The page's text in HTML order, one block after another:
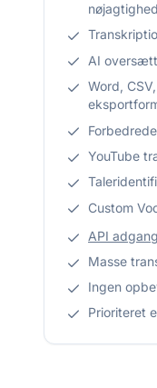
AI
Word,
YouTube
Custom
API adgang
Masse
Ingen
Prioriteret